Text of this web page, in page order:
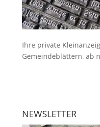
Ihre private
Gemeindeblättern, ab
NEWSLETTER